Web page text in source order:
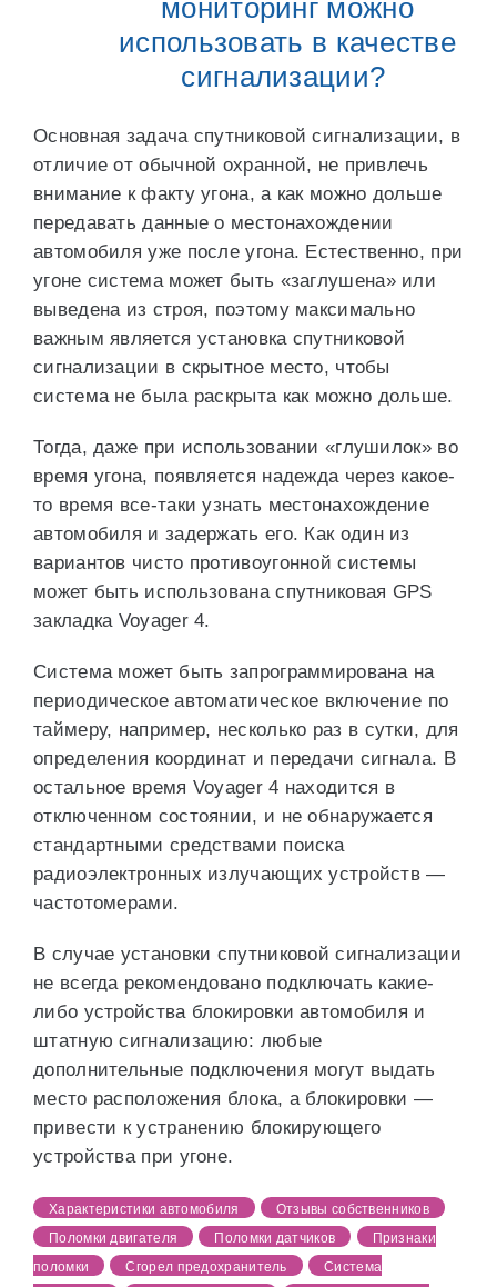
мониторинг можно
использовать в качестве
сигнализации?
Основная задача спутниковой сигнализации, в
отличие от обычной охранной, не привлечь
внимание к факту угона, а как можно дольше
передавать данные о местонахождении
автомобиля уже после угона. Естественно, при
угоне система может быть «заглушена» или
выведена из строя, поэтому максимально
важным является установка спутниковой
сигнализации в скрытное место, чтобы
система не была раскрыта как можно дольше.
Тогда, даже при использовании «глушилок» во
время угона, появляется надежда через какое-
то время все-таки узнать местонахождение
автомобиля и задержать его. Как один из
вариантов чисто противоугонной системы
может быть использована спутниковая GPS
закладка Voyager 4.
Система может быть запрограммирована на
периодическое автоматическое включение по
таймеру, например, несколько раз в сутки, для
определения координат и передачи сигнала. В
остальное время Voyager 4 находится в
отключенном состоянии, и не обнаружается
стандартными средствами поиска
радиоэлектронных излучающих устройств —
частотомерами.
В случае установки спутниковой сигнализации
не всегда рекомендовано подключать какие-
либо устройства блокировки автомобиля и
штатную сигнализацию: любые
дополнительные подключения могут выдать
место расположения блока, а блокировки —
привести к устранению блокирующего
устройства при угоне.
Характеристики автомобиля
Отзывы собственников
Поломки двигателя
Поломки датчиков
Признаки
поломки
Сгорел предохранитель
Система